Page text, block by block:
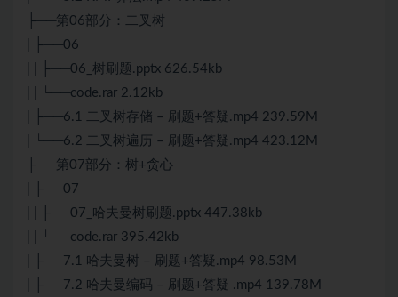
├──第06部分：二叉树
| ├──06
| | ├──06_树刷题.pptx 626.54kb
| | └──code.rar 2.12kb
| ├──6.1 二叉树存储 – 刷题+答疑.mp4 239.59M
| └──6.2 二叉树遍历 – 刷题+答疑.mp4 423.12M
├──第07部分：树+贪心
| ├──07
| | ├──07_哈夫曼树刷题.pptx 447.38kb
| | └──code.rar 395.42kb
| ├──7.1 哈夫曼树 – 刷题+答疑.mp4 98.53M
| ├──7.2 哈夫曼编码 – 刷题+答疑 .mp4 139.78M